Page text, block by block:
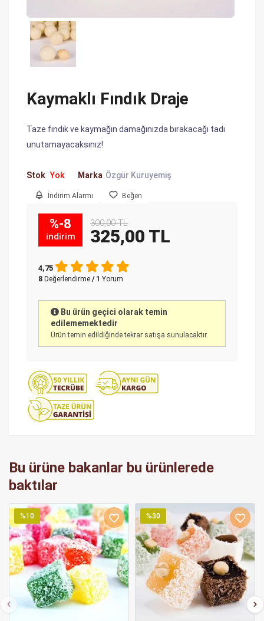
Kaymaklı Fındık Draje
Taze fındık ve kaymağın damağınızda bırakacağı tadı
unutamayacaksınız!
Stok Yok Marka Özgür Kuruyemiş
İndirim Alarmı Beğen
%-8
indirim
300,00 TL
325,00 TL
4,75
8 Değerlendirme / 1 Yorum
Bu ürün geçici olarak temin
edilememektedir
Ürün temin edildiğinde tekrar satışa sunulacaktır.
Bu ürüne bakanlar bu ürünlerede
baktılar
%10 %30